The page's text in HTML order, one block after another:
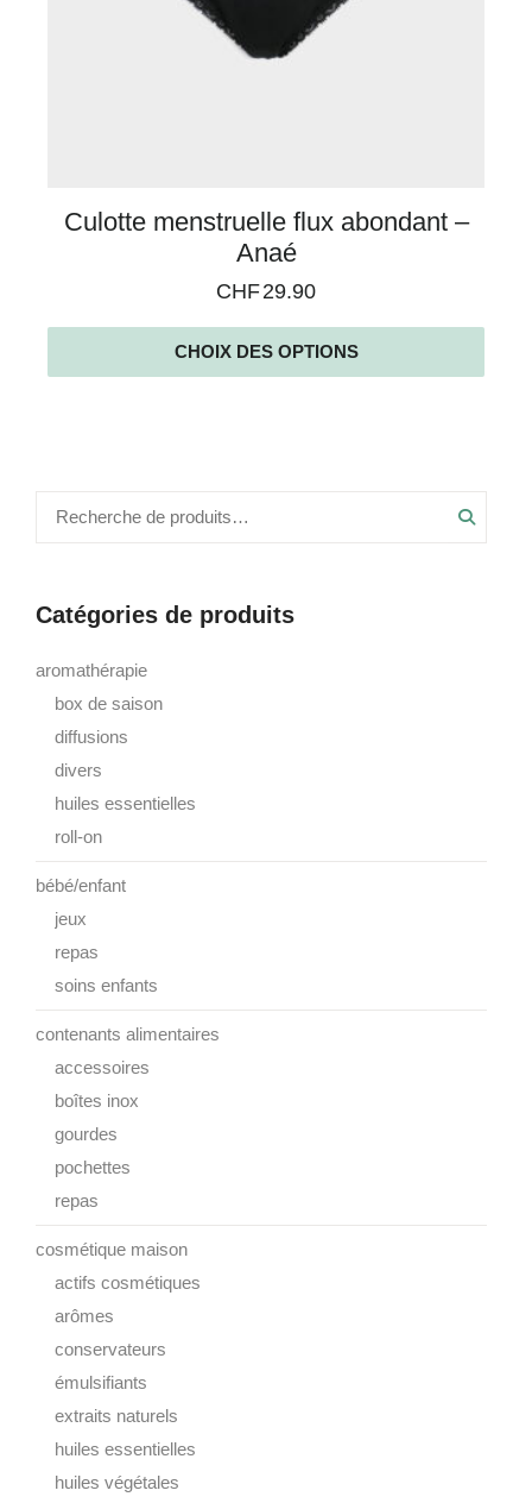
Culotte menstruelle flux abondant –
Anaé
CHF29.90
CHOIX DES OPTIONS
Catégories de produits
aromathérapie
box de saison
diffusions
divers
huiles essentielles
roll-on
bébé/enfant
jeux
repas
soins enfants
contenants alimentaires
accessoires
boîtes inox
gourdes
pochettes
repas
cosmétique maison
actifs cosmétiques
arômes
conservateurs
émulsifiants
extraits naturels
huiles essentielles
huiles végétales